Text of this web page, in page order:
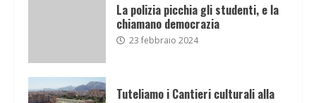
La polizia picchia gli studenti, e la
chiamano democrazia
23 febbraio 2024
Tuteliamo i Cantieri culturali alla